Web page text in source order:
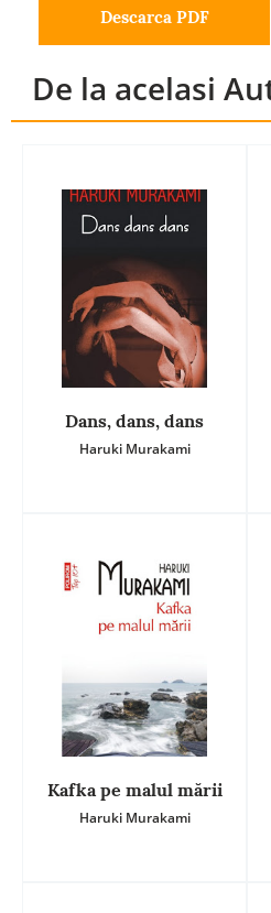
Descarca PDF
De la acelasi
Dans, dans, dans
Haruki Murakami
Kafka pe malul mării
Haruki Murakami